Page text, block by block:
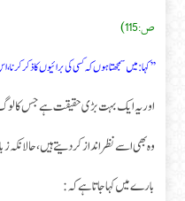
ص:115)
’’ کہا: میں سمجھتا ہوں کہ کسی کی برائیوں کا ذکر
اور یہ ایک بہت بڑی حقیقت ہے جس کا لوگ
وہ بھی اسے نظر انداز کر دیتے ہیں،
بارے میں کہا جاتا ہے کہ: